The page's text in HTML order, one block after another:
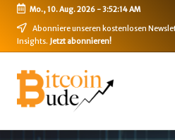
Skip
Mo., 10. Aug. 2026-3:52:14 AM
Abonniere unseren kostenlosen
Insights. Jetzt abonnieren!
B
i
t
Bitcoin,
Ethereum,
DeFi